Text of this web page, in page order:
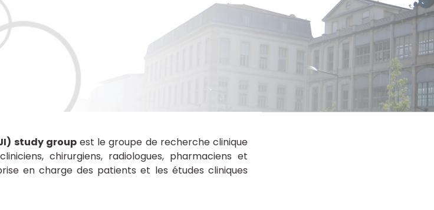
study groupest le groupe de recherche clinique
chirurgiens, radiologues, pharmaciens et
en charge des patients et les études cliniques